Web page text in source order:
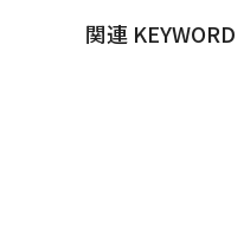
関連 KEYWORD